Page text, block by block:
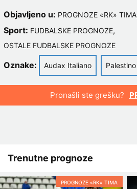
Objavljeno u: PROGNOZE «RK» TIMA
Sport: FUDBALSKE PROGNOZE,
OSTALE FUDBALSKE PROGNOZE
Oznake: Audax Italiano Palestino
Pronašli ste grešku?
Trenutne prognoze
PROGNOZE «RK» TIMA